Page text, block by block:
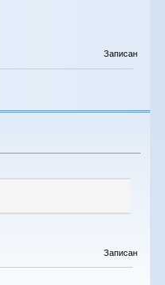
Записан
Записан